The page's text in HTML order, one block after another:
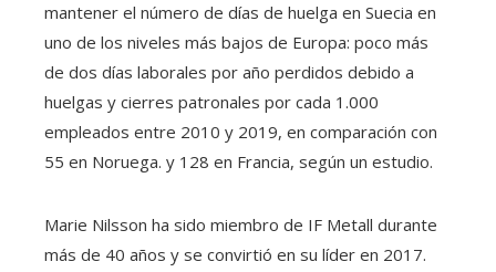
mantener el número de días de huelga en Suecia en
uno de los niveles más bajos de Europa: poco más
de dos días laborales por año perdidos debido a
huelgas y cierres patronales por cada 1.000
empleados entre 2010 y 2019, en comparación con
55 en Noruega. y 128 en Francia, según un estudio.
Marie Nilsson ha sido miembro de IF Metall durante
más de 40 años y se convirtió en su líder en 2017.